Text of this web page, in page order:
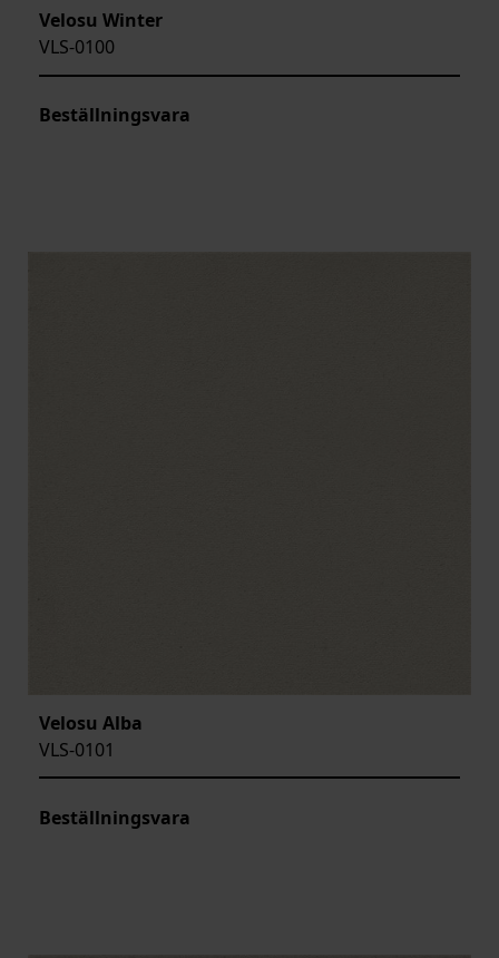
Velosu Winter
VLS-0100
Beställningsvara
Velosu Alba
VLS-0101
Beställningsvara